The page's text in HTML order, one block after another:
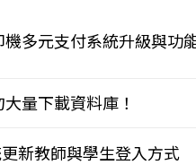
機多元支付系統升級與功
量下載資料庫！
新教師與學生登入方式